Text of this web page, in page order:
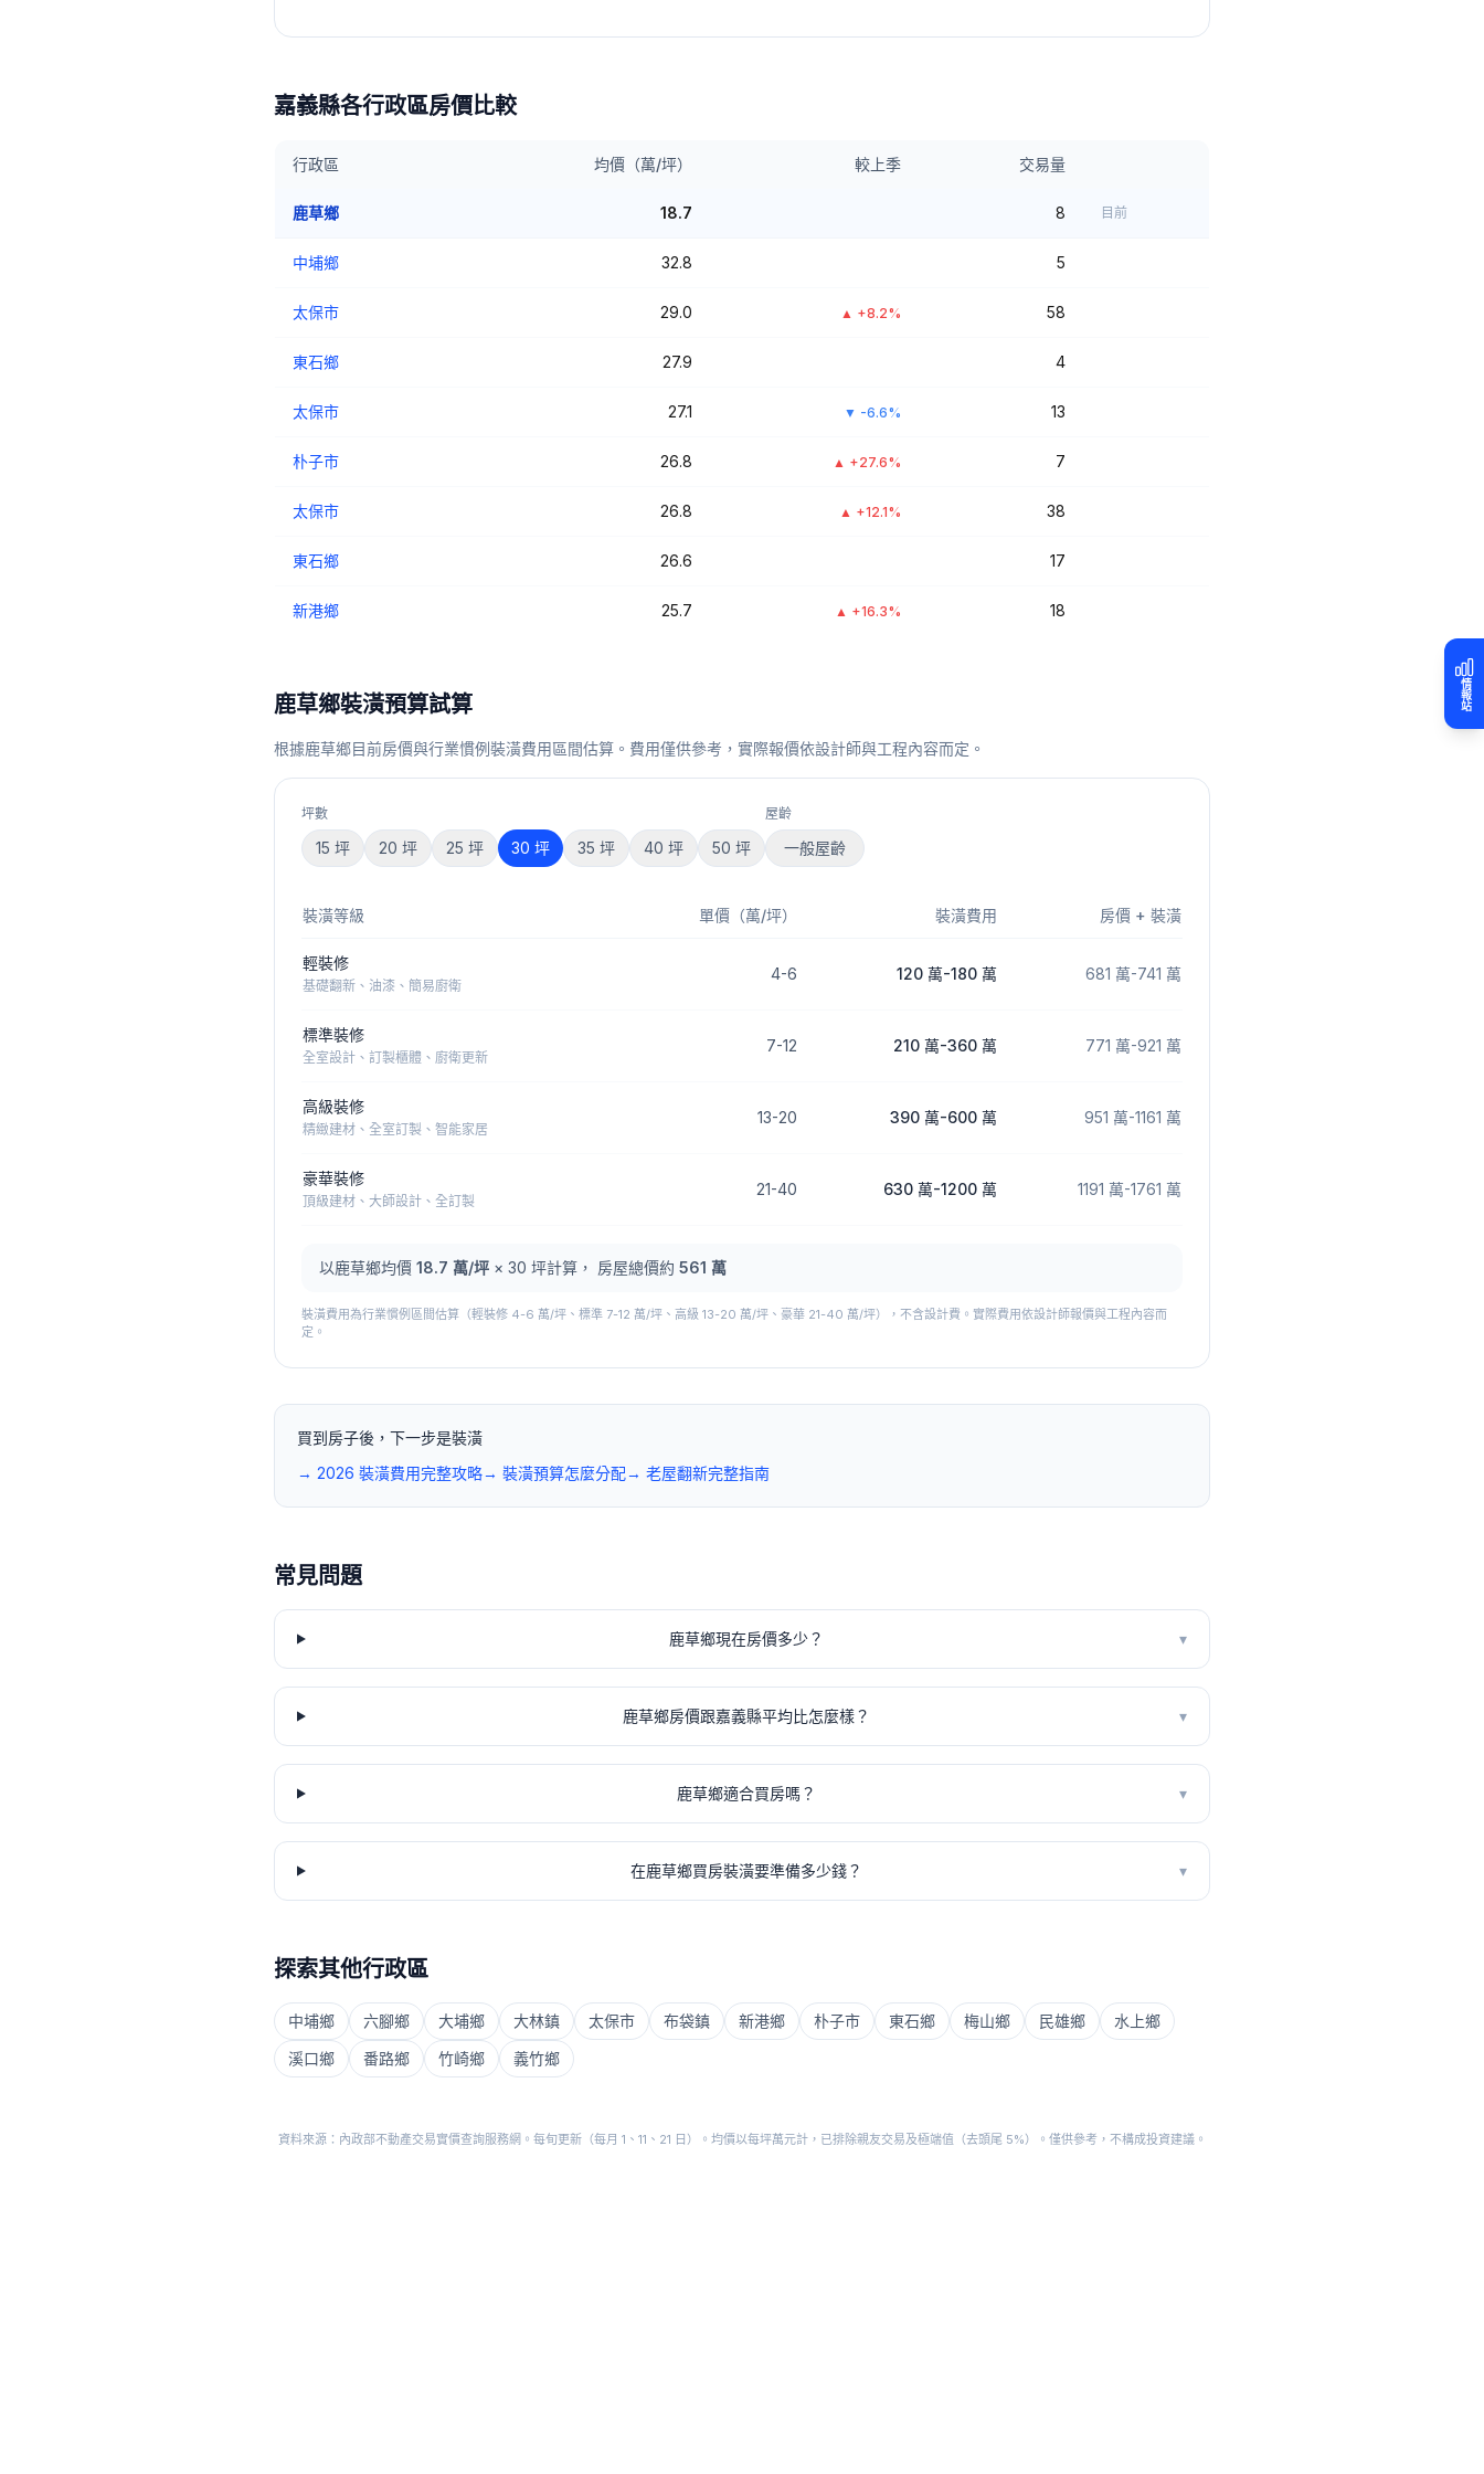
嘉義縣各行政區房價比較
行政區 均價（萬/坪） 較上季 交易量
鹿草鄉 18.7 8 目前
中埔鄉 32.8 5
太保市 29.0 ▲ +8.2% 58
東石鄉 27.9 4
太保市 27.1 ▼ -6.6% 13
朴子市 26.8 ▲ +27.6% 7
太保市 26.8 ▲ +12.1% 38
東石鄉 26.6 17
新港鄉 25.7 ▲ +16.3% 18
鹿草鄉裝潢預算試算
根據鹿草鄉目前房價與行業慣例裝潢費用區間估算。費用僅供參考，實際報價依設計師與工程內容而定。
坪數
15 坪 20 坪 25 坪 30 坪 35 坪 40 坪 50 坪
屋齡
一般屋齡
裝潢等級 單價（萬/坪） 裝潢費用 房價 + 裝潢
輕裝修
基礎翻新、油漆、簡易廚衛
4-6 120 萬-180 萬 681 萬-741 萬
標準裝修
全室設計、訂製櫃體、廚衛更新
7-12 210 萬-360 萬 771 萬-921 萬
高級裝修
精緻建材、全室訂製、智能家居
13-20 390 萬-600 萬 951 萬-1161 萬
豪華裝修
頂級建材、大師設計、全訂製
21-40 630 萬-1200 萬 1191 萬-1761 萬
以鹿草鄉均價 18.7 萬/坪 × 30 坪計算， 房屋總價約 561 萬
裝潢費用為行業慣例區間估算（輕裝修 4-6 萬/坪、標準 7-12 萬/坪、高級 13-20 萬/坪、豪華 21-40 萬/坪），不含設計費。實際費用依設計師報價與工程內容而
定。
買到房子後，下一步是裝潢
→ 2026 裝潢費用完整攻略→ 裝潢預算怎麼分配→ 老屋翻新完整指南
常見問題
鹿草鄉現在房價多少？ ▾
鹿草鄉房價跟嘉義縣平均比怎麼樣？ ▾
鹿草鄉適合買房嗎？ ▾
在鹿草鄉買房裝潢要準備多少錢？ ▾
探索其他行政區
中埔鄉 六腳鄉 大埔鄉 大林鎮 太保市 布袋鎮 新港鄉 朴子市 東石鄉 梅山鄉 民雄鄉
水上鄉
溪口鄉
番路鄉 竹崎鄉 義竹鄉
資料來源：內政部不動產交易實價查詢服務網。每旬更新（每月 1、11、21 日）。均價以每坪萬元計，已排除親友交易及極端值（去頭尾 5%）。僅供參考，不構成投資建議。
情報站